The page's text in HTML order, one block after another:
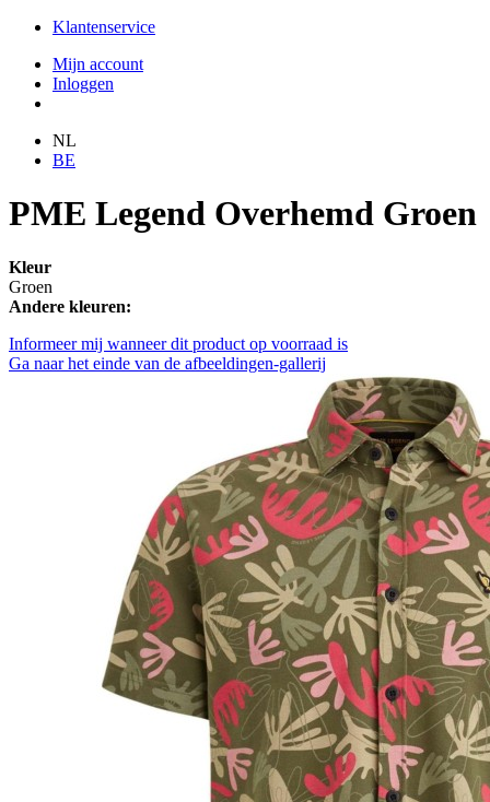
Klantenservice
Mijn account
Inloggen
NL
BE
PME Legend Overhemd Groen
Kleur
Groen
Andere kleuren:
Informeer mij wanneer dit product op voorraad is
Ga naar het einde van de afbeeldingen-gallerij